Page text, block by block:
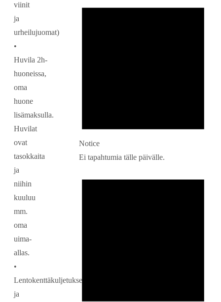
viinit
ja
urheilujuomat)
•
Huvila 2h-
huoneissa,
oma
huone
lisämaksulla.
Huvilat
ovat
tasokkaita
ja
niihin
kuuluu
mm.
oma
uima-
allas.
•
Lentokenttäkuljetukset
ja
Notice
Ei tapahtumia tälle päivälle.